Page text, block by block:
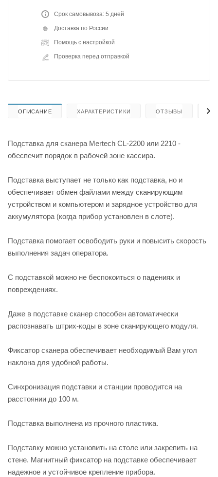
Срок самовывоза: 5 дней
Доставка по России
Помощь с настройкой
Проверка перед отправкой
ОПИСАНИЕ ХАРАКТЕРИСТИКИ ОТЗЫВЫ
Подставка для сканера Mertech CL-2200 или 2210 -
обеспечит порядок в рабочей зоне кассира.
Подставка выступает не только как подставка, но и
обеспечивает обмен файлами между сканирующим
устройством и компьютером и зарядное устройство для
аккумулятора (когда прибор установлен в слоте).
Подставка помогает освободить руки и повысить скорость
выполнения задач оператора.
С подставкой можно не беспокоиться о падениях и
повреждениях.
Даже в подставке сканер способен автоматически
распознавать штрих-коды в зоне сканирующего модуля.
Фиксатор сканера обеспечивает необходимый Вам угол
наклона для удобной работы.
Синхронизация подставки и станции проводится на
расстоянии до 100 м.
Подставка выполнена из прочного пластика.
Подставку можно установить на столе или закрепить на
стене. Магнитный фиксатор на подставке обеспечивает
надежное и устойчивое крепление прибора.